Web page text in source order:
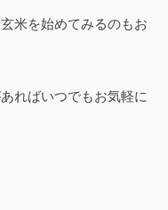
米を始めてみるのもお
ればいつでもお気軽に